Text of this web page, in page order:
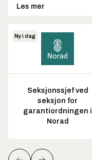
Les mer
Ny i dag
Seksjonssjef ved
seksjon for
garantiordningen i
Norad